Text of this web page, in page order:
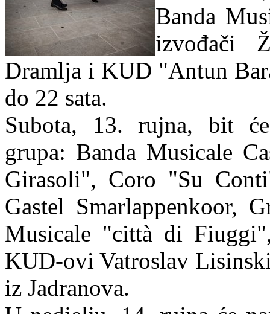
Banda
izvođači
Dramlja i KUD "Antun
do 22 sata.
Subota, 13. rujna, bit
grupa: Banda Musicale
Girasoli", Coro "Su
Gastel Smarlappenkoor,
Musicale "città di
KUD-ovi Vatroslav
iz Jadranova.